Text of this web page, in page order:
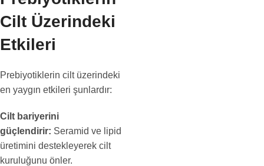
Cilt Üzerindeki
Etkileri
Prebiyotiklerin cilt üzerindeki
en yaygın etkileri şunlardır:
Cilt bariyerini
güçlendirir: Seramid ve lipid
üretimini destekleyerek cilt
kuruluğunu önler.